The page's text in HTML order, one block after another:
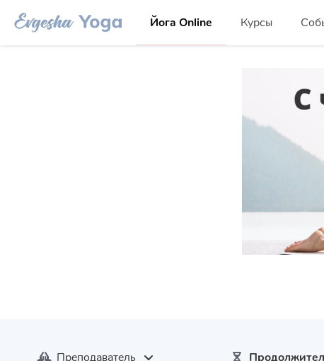
Йога Online Курсы
Преподаватель